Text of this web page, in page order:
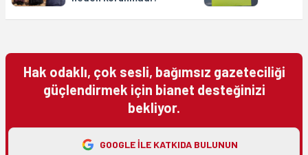
Hak odaklı, çok sesli, bağımsız gazeteciliği
güçlendirmek için bianet desteğinizi
bekliyor.
GOOGLE ILE KATKIDA BULUNUN